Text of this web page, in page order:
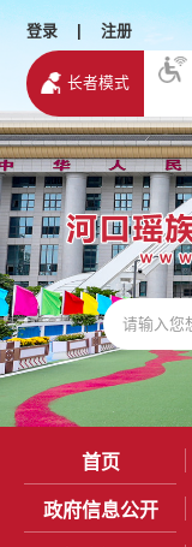
登录 | 注册
长者模式
首页
政府信息公开